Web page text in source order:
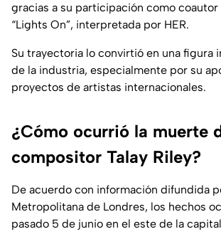
gracias a su participación como coautor
“Lights On”, interpretada por HER.
Su trayectoria lo convirtió en una figura
de la industria, especialmente por su
proyectos de artistas internacionales.
¿Cómo ocurrió la muerte
compositor Talay Riley?
De acuerdo con información difundida
Metropolitana de Londres, los hechos
pasado 5 de junio en el este de la